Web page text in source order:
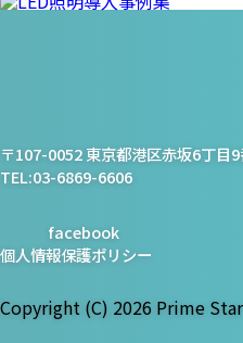
プライム・スター株式会社
〒107-0052 東京都港区赤坂6丁目
TEL:03-6869-6606
facebook
個人情報保護ポリシー
Copyright (C) 2026 Prime